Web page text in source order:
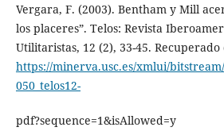
Vergara, F. (2003). Bentham y Mill
los placeres”. Telos: Revista
Utilitaristas, 12 (2), 33-45. Recuperado
https://minerva.usc.es/xmlui/
050_telos12-
pdf?sequence=1&isAllowed=y